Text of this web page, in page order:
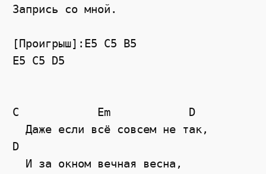
Запрись со мной.
[Проигрыш]:E5 C5 B5
E5 C5 D5
C Em
D
  Даже если всё совсем не так,
D
  И за окном вечная весна,